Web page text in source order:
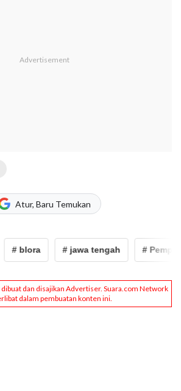
Atur, Baru Temukan
# blora # jawa tengah # Pemprov